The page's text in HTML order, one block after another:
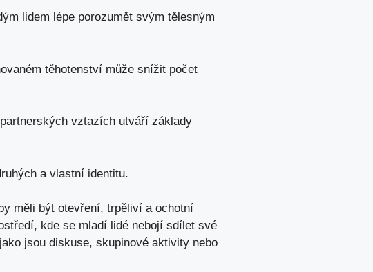
⁢lidem lépe porozumět ​svým tělesným⁤
těhotenství může ⁢snížit počet
vztazích utváří základy
a vlastní identitu.
měli být otevření, trpěliví a ochotní​
kde se mladí lidé nebojí sdílet⁣ své
jsou diskuse, skupinové aktivity nebo